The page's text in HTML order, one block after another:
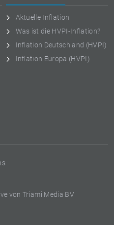
von Triami Media BV
Aktuelle Inflation
Was ist die HVPI-Inflation?
Inflation Deutschland (HVPI)
Inflation Europa (HVPI)